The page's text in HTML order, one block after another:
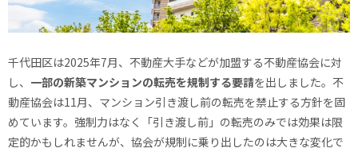
千代田区は2025年7月、不動産大手などが加盟する不動産協会に対
し、 一部の新築マンションの転売を規制する要請を出しました。不
動産協会は11月、マンション引き渡し前の転売を禁止する方針を固
めています。強制力はなく「引き渡し前」の転売のみでは効果は限
定的かもしれませんが、協会が規制に乗り出したのは大きな変化で